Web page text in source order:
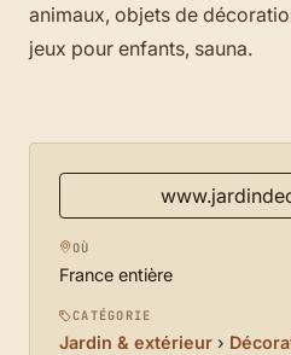
animaux, objets de
jeux pour enfants, sauna.
OÙ
France entière
CATÉGORIE
Jardin & extérieur ›